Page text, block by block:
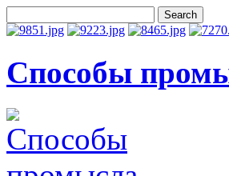
Способы